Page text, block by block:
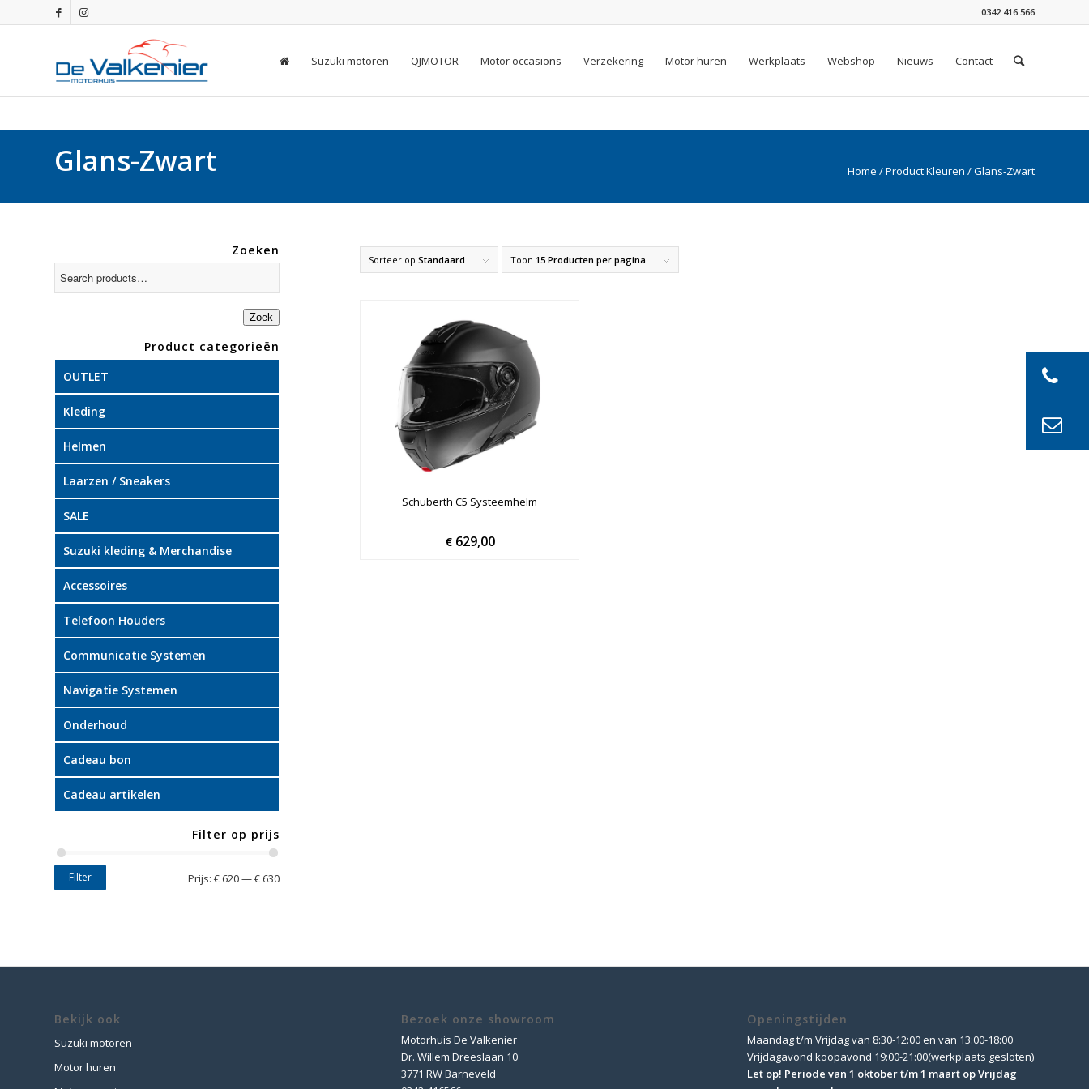
0342 416 566
Suzuki motoren QJMOTOR Motor occasions Verzekering Motor huren Werkplaats Webshop Nieuws Contact
Glans-Zwart Home / Product Kleuren / Glans-Zwart
Sorteer op Standaard Toon 15 Producten per pagina
Schuberth C5 Systeemhelm
€629,00
Zoeken
Zoek
Product categorieën
OUTLET
Kleding
Helmen
Laarzen / Sneakers
SALE
Suzuki kleding & Merchandise
Accessoires
Telefoon Houders
Communicatie Systemen
Navigatie Systemen
Onderhoud
Cadeau bon
Cadeau artikelen
Filter op prijs
Filter Prijs: € 620—€ 630
Bekijk ook
Suzuki motoren
Motor huren
Bezoek onze showroom
Motorhuis De Valkenier
Dr. Willem Dreeslaan 10
3771 RW Barneveld
Openingstijden
Maandag t/m Vrijdag van 8:30-12:00 en van 13:00-18:00
Vrijdagavond koopavond 19:00-21:00(werkplaats gesloten)
Let op! Periode van 1 oktober t/m 1 maart op Vrijdag